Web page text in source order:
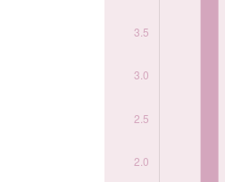
année